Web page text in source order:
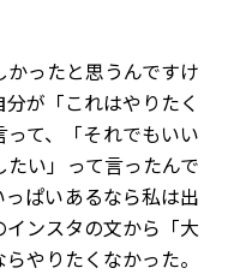
ったと思うんですけ
が「これはやりたく
て、「それでもいい
い」って言ったんで
ぱいあるなら私は出
ンスタの文から「大
やりたくなかった。